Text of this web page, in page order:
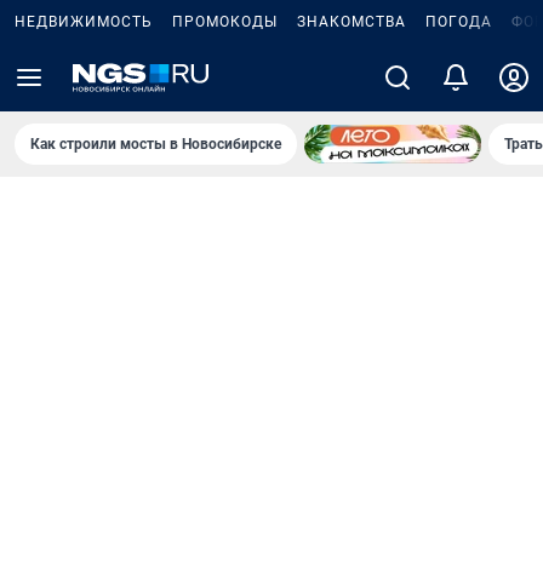
НЕДВИЖИМОСТЬ ПРОМОКОДЫ ЗНАКОМСТВА ПОГОДА
Как строили мосты в Новосибирске